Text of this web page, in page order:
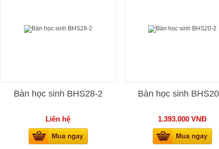
Bàn học sinh BHS28-2
Liên hệ
Bàn học sinh
1.393.000 VNĐ